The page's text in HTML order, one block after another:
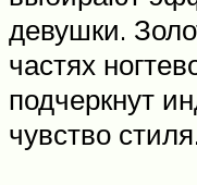
девушки.
частях
подчеркнут
чувство